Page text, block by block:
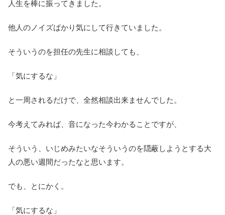
人生を棒に振ってきました。
他人のノイズばかり気にして行きていました。
そういうのを担任の先生に相談しても、
「気にするな」
と一周されるだけで、全然相談出来ませんでした。
今考えてみれば、音になった今わかることですが、
そういう、いじめみたいなそういうのを隠蔽しようとする大
人の悪い週間だったなと思います。
でも、とにかく。
「気にするな」